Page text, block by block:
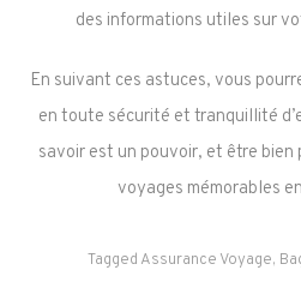
des informations utiles sur
En suivant ces astuces, vous
en toute sécurité et tranquillité
savoir est un pouvoir, et être bien
voyages mémorables
Tagged Assurance Voyage,